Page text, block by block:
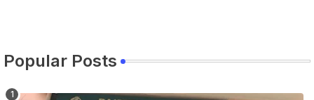
Popular Posts